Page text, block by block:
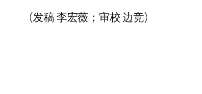
(发稿 李宏薇；审校 边竞)